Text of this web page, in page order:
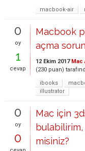
macbook-air
0
oy
1
cevap
Macbook
açma
12 Ekim 2017 Mac
(230 puan)
ibooks
illustrator
0
oy
0
Mac için
misiniz?